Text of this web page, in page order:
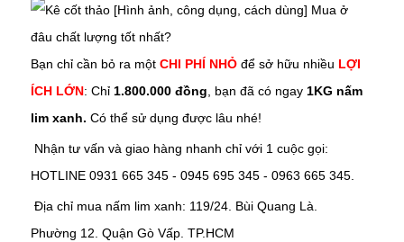
Bạn chỉ cần bỏ ra một CHI PHÍ NHỎ để sở hữu nhiều LỢI
ÍCH LỚN: Chỉ 1.800.000 đồng, bạn đã có ngay 1KG nấm
lim xanh. Có thể sử dụng được lâu nhé!
Nhận tư vấn và giao hàng nhanh chỉ với 1 cuộc gọi:
HOTLINE 0931 665 345 - 0945 695 345 - 0963 665 345.
Địa chỉ mua nấm lim xanh: 119/24. Bùi Quang Là.
Phường 12. Quận Gò Vấp. TP.HCM